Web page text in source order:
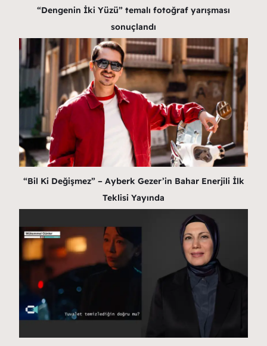
“Dengenin İki Yüzü” temalı fotoğraf yarışması
sonuçlandı
“Bil Ki Değişmez” – Ayberk Gezer’in Bahar Enerjili İlk
Teklisi Yayında